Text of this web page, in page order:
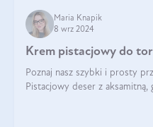
Maria Knapik
8 wrz 2024
Krem pistacjowy do
Poznaj nasz szybki i prosty
Pistacjowy deser z aksamitną,